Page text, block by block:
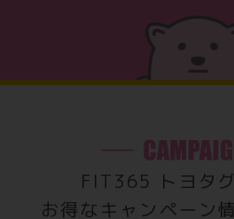
FIT365 トヨタ
お得なキャンペーン